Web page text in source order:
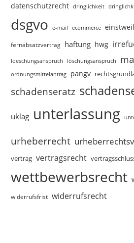
datenschutzrecht dringlichkeit
dsgvo e-mail ecommerce
fernabsatzvertrag haftung hwg
loeschungsanspruch löschungsanspruch
ordnungsmittelantrag pangv
schadenseratz
uklag unterlassung
urheberrecht
vertrag vertragsrecht
wettbewerbsrecht
widerrufsfrist widerrufsrecht